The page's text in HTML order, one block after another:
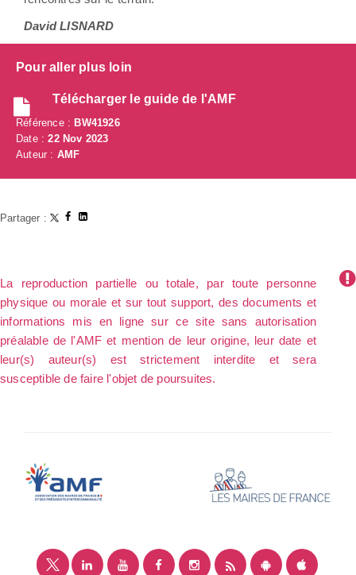
David LISNARD
Pour aller plus loin
Télécharger le guide de l'AMF
Référence :BW41926
Date :22 Nov 2023
Auteur : AMF
Partager :
La reproduction partielle ou totale, par toute personne
physique ou morale et sur tout support, des documents et
informations mis en ligne sur ce site sans autorisation
préalable de l'AMF et mention de leur origine, leur date et
leur(s) auteur(s) est strictement interdite et sera
susceptible de faire l'objet de poursuites.